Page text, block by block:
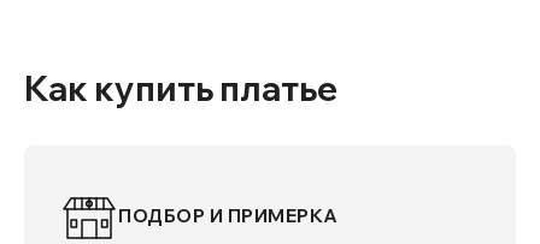
Как купить платье
ПОДБОР И ПРИМЕРКА